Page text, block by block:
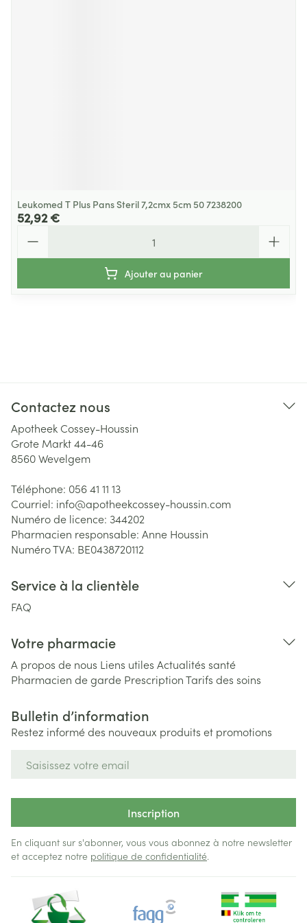
Leukomed T Plus Pans Steril 7,2cmx 5cm 50 7238200
52,92 €
Ajouter au panier
Contactez nous
Apotheek Cossey-Houssin
Grote Markt 44-46
8560Wevelgem
Téléphone: 056 41 11 13
Courriel: info@apotheekcossey-houssin.com
Numéro de licence: 344202
Pharmacien responsable: Anne Houssin
Numéro TVA: BE0438720112
Service à la clientèle
FAQ
Votre pharmacie
A propos de nous Liens utiles Actualités santé
Pharmacien de garde PrescriptionTarifs des soins
Bulletin d’information
Restez informé des nouveaux produits et promotions
Inscription
En cliquant sur s'abonner, vous vous abonnez à notre newsletter
et acceptez notre politique de confidentialité.